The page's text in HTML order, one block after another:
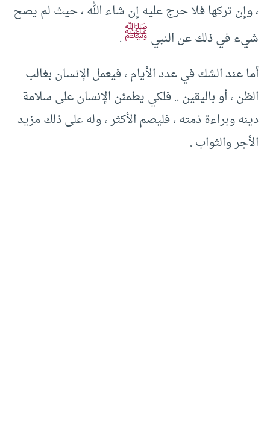
، وإن تركها فلا حرج عليه إن شاء الله ، حيث لم يصح
شيء في ذلك عن النبيﷺ.
أما عند الشك في عدد الأيام ، فيعمل الإنسان بغالب
الظن ، أو باليقين .. فلكي يطمئن الإنسان على سلامة
دينه وبراءة ذمته ، فليصم الأكثر ، وله على ذلك مزيد
الأجر والثواب .